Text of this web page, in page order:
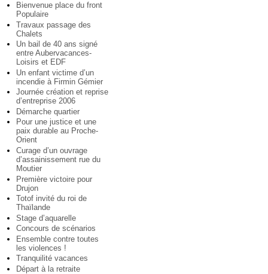
Bienvenue place du front
Populaire
Travaux passage des
Chalets
Un bail de 40 ans signé
entre Aubervacances-
Loisirs et EDF
Un enfant victime d’un
incendie à Firmin Gémier
Journée création et reprise
d’entreprise 2006
Démarche quartier
Pour une justice et une
paix durable au Proche-
Orient
Curage d’un ouvrage
d’assainissement rue du
Moutier
Première victoire pour
Drujon
Totof invité du roi de
Thaïlande
Stage d’aquarelle
Concours de scénarios
Ensemble contre toutes
les violences !
Tranquilité vacances
Départ à la retraite